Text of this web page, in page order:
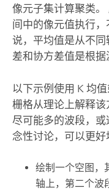
像元子集计算聚类
间中的像元值执行
说，平均值是从不
差和协方差值是根据
以下示例使用 K 均
栅格从理论上解释
尽可能多的波段，
念性讨论，可以更好
绘制一个空图，
轴上，第二个波